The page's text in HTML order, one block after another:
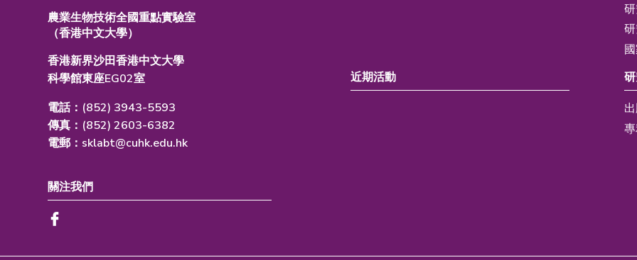
農業生物技術全國重點實驗室
（香港中文大學）
香港新界沙田香港中文大學
科學館東座EG02室
電話：(852) 3943-5593
傳真：(852) 2603-6382
電郵： sklabt@cuhk.edu.hk
近期活動
關注我們